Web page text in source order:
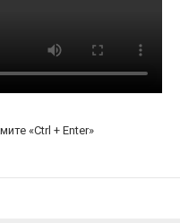
«Ctrl + Enter»